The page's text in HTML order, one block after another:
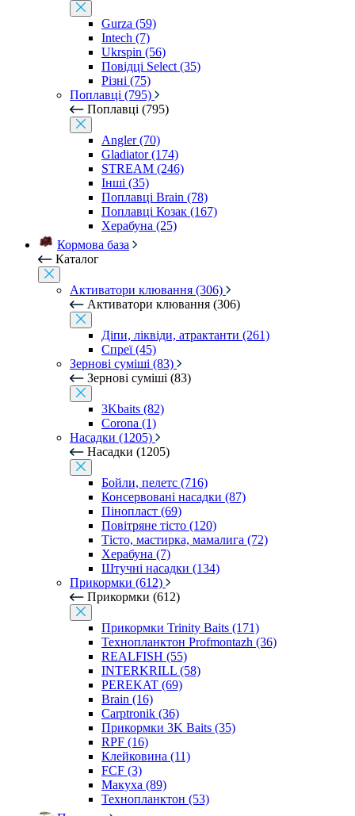
Gurza (59)
Intech (7)
Ukrspin (56)
Повідці Select (35)
Різні (75)
Поплавці (795)
Поплавці (795)
Angler (70)
Gladiator (174)
STREAM (246)
Інші (35)
Поплавці Brain (78)
Поплавці Козак (167)
Херабуна (25)
Кормова база
Каталог
Активатори клювання (306)
Активатори клювання (306)
Діпи, ліквіди, атрактанти (261)
Спреї (45)
Зернові суміші (83)
Зернові суміші (83)
3Kbaits (82)
Corona (1)
Насадки (1205)
Насадки (1205)
Бойли, пелетс (716)
Консервовані насадки (87)
Пінопласт (69)
Повітряне тісто (120)
Тісто, мастирка, мамалига (72)
Херабуна (7)
Штучні насадки (134)
Прикормки (612)
Прикормки (612)
Прикормки Trinity Baits (171)
Технопланктон Profmontazh (36)
REALFISH (55)
INTERKRILL (58)
PEREKAT (69)
Brain (16)
Carptronik (36)
Прикормки 3K Baits (35)
RPF (16)
Клейковина (11)
FCF (3)
Макуха (89)
Технопланктон (53)